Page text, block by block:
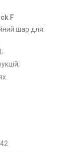
F
шар для: